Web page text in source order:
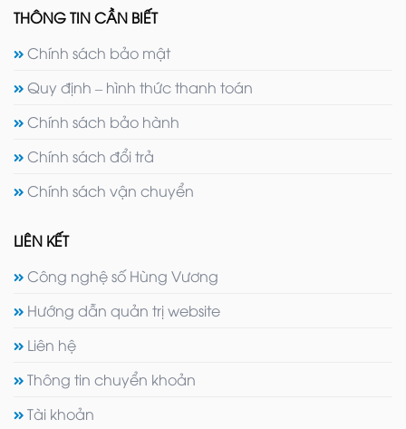
THÔNG TIN CẦN BIẾT
Chính sách bảo mật
Quy định – hình thức thanh toán
Chính sách bảo hành
Chính sách đổi trả
Chính sách vận chuyển
LIÊN KẾT
Công nghệ số Hùng Vương
Hướng dẫn quản trị website
Liên hệ
Thông tin chuyển khoản
Tài khoản